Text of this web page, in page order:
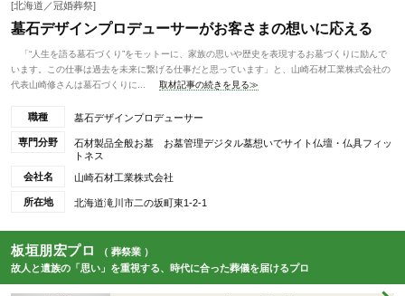
[北海道／冠婚葬祭]
墓石デザインプロデューサーがお客さまの想いに応える
「“人生を語る墓石づくり”をモットーに、家族の思いや歴史を表現するお墓づくりに励んで
います。この仕事は過去を未来に繋げる仕事だと思っています」と、山崎石材工業株式会社の
代表山崎修さんは墓石づくりに...
取材記事の続きを見る≫
職種 墓石デザインプロデューサー
専門分野
石材製品全般お墓 お墓管理デジタル墓想いでサイト仏壇・仏具フィッ
トネス
会社名
山崎石材工業株式会社
所在地 北海道滝川市二の坂町東1-2-1
板垣朋宏プロ
（ 葬祭業 ）
故人と遺族の「思い」を重視する、時代に合った葬儀を届けるプロ